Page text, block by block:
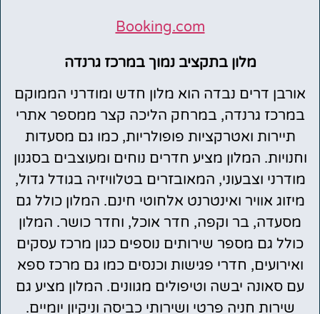
Booking.com
מלון בתקציב נמוך במרכז גרנדה
אורבן דרים נבדה הוא מלון חדש ומודרני הממוקם
במרכז גרנדה, במרחק הליכה קצר ממספר אתרי
תיירות ואטרקציות פופולריות, כמו גם מסעדות
וחנויות. המלון מציע חדרים נוחים ומעוצבים בסגנון
מודרני וצבעוני, המאובזרים בטלוויזיה בגודל גדול,
מיזוג אוויר ואינטרנט אלחוטי חינם. המלון כולל גם
מסעדה, בר וקפה, חדר אוכל, וחדר כושר. המלון
כולל גם מספר שירותים נוספים כגון מרכז עסקים
ואירועים, חדרי פגישות וכנסים כמו גם מרכז ספא
עם סאונה יבשה וטיפולים מגוונים. המלון מציע גם
שירות חניה פרטי ושירותי כביסה וניקיון יומיים.